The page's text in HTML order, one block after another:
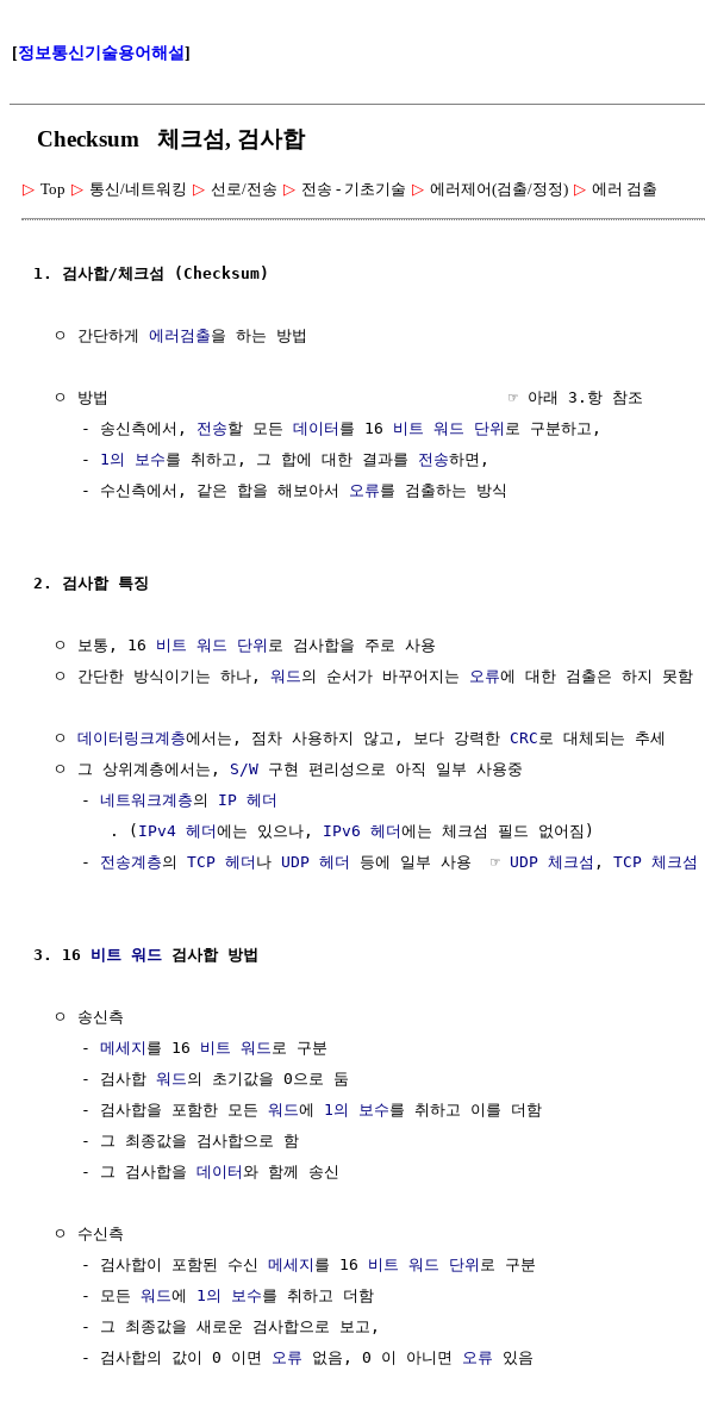
[정보통신기술용어해설]
Checksum 체크섬, 검사합
▷ Top ▷ 통신/네트워킹 ▷ 선로/전송 ▷ 전송 - 기초기술 ▷ 에러제어(검출/정정) ▷ 에러 검출
1. 검사합/체크섬 (Checksum)
  ㅇ 간단하게
에러검출을 하는 방법
  ㅇ 방법                                          ☞ 아래 3.항 참조
     - 송신측에서,
전송할 모든 데이터 를 16 비트 워드 단위 로 구분하고,
     -
1의 보수를 취하고, 그 합에 대한 결과를 전송하면,
     - 수신측에서, 같은 합을 해보아서
오류를 검출하는 방식
2. 검사합 특징
  ㅇ 보통, 16
비트 워드 단위 로 검사합을 주로 사용
  ㅇ 간단한 방식이기는 하나,
워드 의 순서가 바꾸어지는 오류에 대한 검출은 하지 못함
  ㅇ
데이터링크계층에서는, 점차 사용하지 않고, 보다 강력한 CRC 로 대체되는 추세
  ㅇ 그 상위계층에서는,
S/W 구현 편리성으로 아직 일부 사용중
     -
네트워크계층의 IP 헤더
        . (
IPv4 헤더에는 있으나, IPv6 헤더에는 체크섬 필드 없어짐)
     -
전송계층의 TCP 헤더 나 UDP 헤더 등에 일부 사용  ☞ UDP 체크섬 , TCP 체크섬
3. 16 비트 워드 검사합 방법
  ㅇ 송신측
     -
메세지 를 16 비트 워드 로 구분
     - 검사합
워드 의 초기값을 0으로 둠
     - 검사합을 포함한 모든
워드에 1의 보수를 취하고 이를 더함
     - 그 최종값을 검사합으로 함
     - 그 검사합을
데이터와 함께 송신
  ㅇ 수신측
     - 검사합이 포함된 수신
메세지 를 16 비트 워드 단위 로 구분
     - 모든
워드에 1의 보수를 취하고 더함
     - 그 최종값을 새로운 검사합으로 보고,
     - 검사합의 값이 0 이면
오류 없음, 0 이 아니면 오류 있음